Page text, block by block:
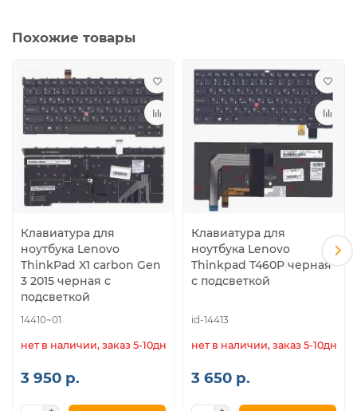
Похожие товары
Клавиатура для
ноутбука Lenovo
ThinkPad X1 carbon Gen
3 2015 черная c
подсветкой
14410~01
нет в наличии, заказ 5-10дн.
3 950 р.
Клавиатура для
ноутбука Lenovo
Thinkpad T460P черная
с подсветкой
id-14413
нет в наличии, заказ 5-10дн.
3 650 р.